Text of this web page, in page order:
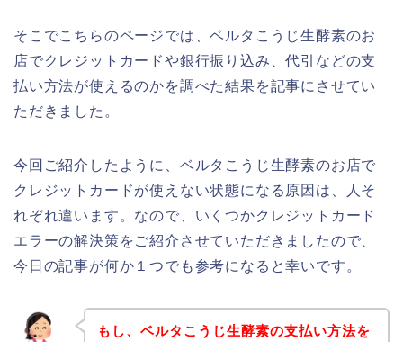
そこでこちらのページでは、ベルタこうじ生酵素のお
店でクレジットカードや銀行振り込み、代引などの支
払い方法が使えるのかを調べた結果を記事にさせてい
ただきました。
今回ご紹介したように、ベルタこうじ生酵素のお店で
クレジットカードが使えない状態になる原因は、人そ
れぞれ違います。なので、いくつかクレジットカード
エラーの解決策をご紹介させていただきましたので、
今日の記事が何か１つでも参考になると幸いです。
もし、ベルタこうじ生酵素の支払い方法を